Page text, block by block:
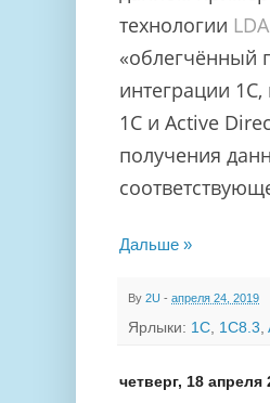
технологии
«облегчённый
интеграции
1С и Active
получения
Дальше »
By 2U - апреля 24, 2019
Ярлыки: 1С 1C8.3
четверг, 18 апреля